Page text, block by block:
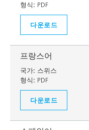
형식: PDF
다운로드
프랑스어
국가: 스위스
형식: PDF
다운로드